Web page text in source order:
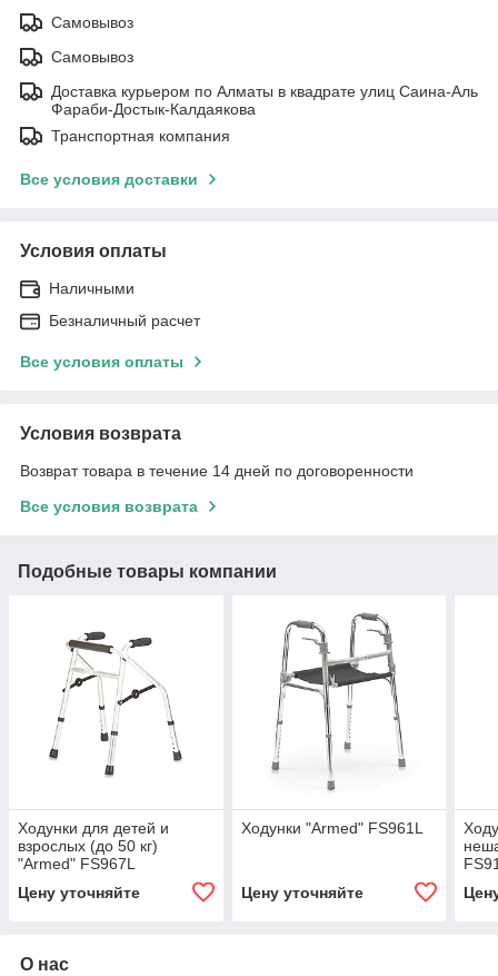
Самовывоз
Самовывоз
Доставка курьером по Алматы в квадрате улиц Саина-Аль
Фараби-Достык-Калдаякова
Транспортная компания
Все условия доставки
Условия оплаты
Наличными
Безналичный расчет
Все условия оплаты
Условия возврата
Возврат товара в течение 14 дней по договоренности
Все условия возврата
Подобные товары компании
Ходунки для детей и
взрослых (до 50 кг)
"Armed" FS967L
Цену уточняйте
Ходунки "Armed" FS961L
Цену уточняйте
О нас